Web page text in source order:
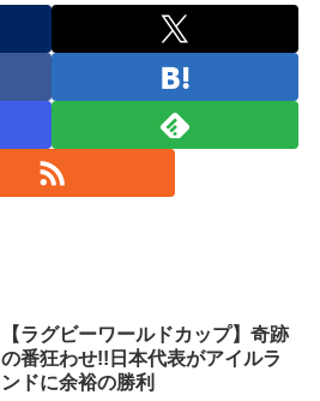
【ラグビーワールドカップ】奇跡
の番狂わせ!!日本代表がアイルラ
ンドに余裕の勝利